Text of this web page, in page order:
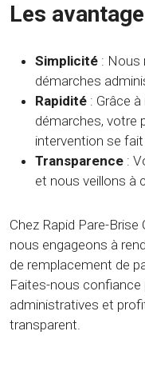
Les
Simplicité : Nous
démarches
Rapidité : Grâce
démarches, votre
intervention se
Transparence :
et nous veillons à
Chez Rapid Pare-
nous engageons à
de remplacement de
Faites-nous
administratives et
transparent.